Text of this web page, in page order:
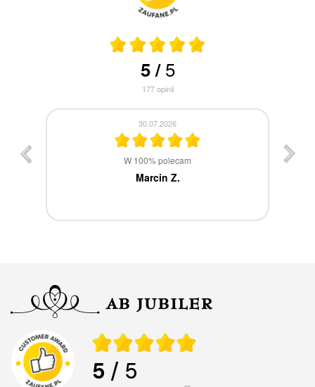
5/5
177opinii
30.07.2026
W 100% polecam
Marcin Z.
5 / 5